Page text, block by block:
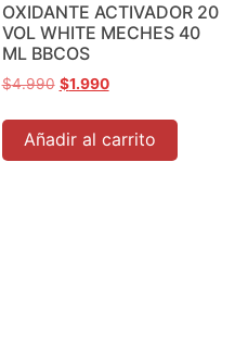
OXIDANTE ACTIVADOR 20
VOL WHITE MECHES 40
ML BBCOS
$4.990 $1.990
Añadir al carrito